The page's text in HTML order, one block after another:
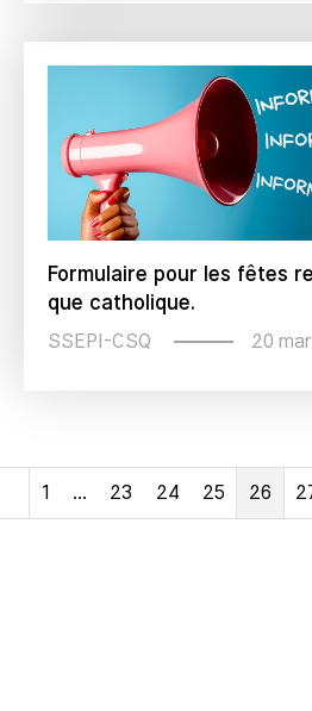
Formulaire pour les fêtes
que catholique.
SSEPI-CSQ 20
Précédent
1 … 23 24 25 26